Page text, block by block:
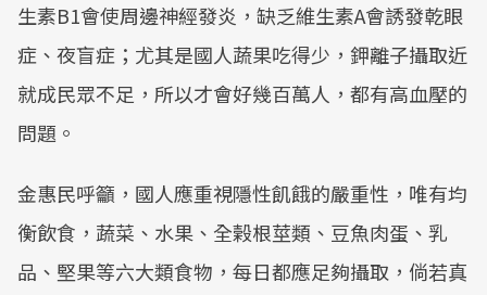
生素B1會使周邊神經發炎，缺乏維生素A會誘發乾眼
症、夜盲症；尤其是國人蔬果吃得少，鉀離子攝取近
就成民眾不足，所以才會好幾百萬人，都有高血壓的
問題。
金惠民呼籲，國人應重視隱性飢餓的嚴重性，唯有均
衡飲食，蔬菜、水果、全榖根莖類、豆魚肉蛋、乳
品、堅果等六大類食物，每日都應足夠攝取，倘若真